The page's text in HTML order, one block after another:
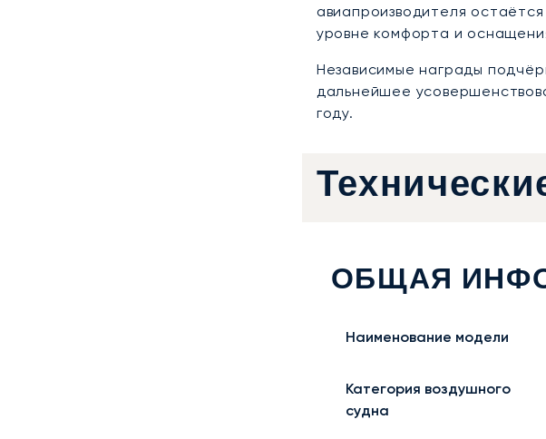
авиапроизводителя
уровне комфорта и
Независимые награды
дальнейшее
году.
ОБЩАЯ
Наименование модели
Категория воздушного
судна